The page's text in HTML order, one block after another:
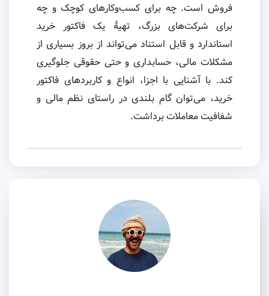
فروش است. چه برای کسب‌وکارهای کوچک و چه
برای شرکت‌های بزرگ، تهیهٔ یک فاکتور خرید
استاندارد و قابل استناد می‌تواند از بروز بسیاری از
مشکلات مالی، حسابداری و حتی حقوقی جلوگیری
کند. با آشنایی با اجزا، انواع و کاربردهای فاکتور
خرید، می‌توان گام بلندی در راستای نظم مالی و
شفافیت معاملات برداشت.